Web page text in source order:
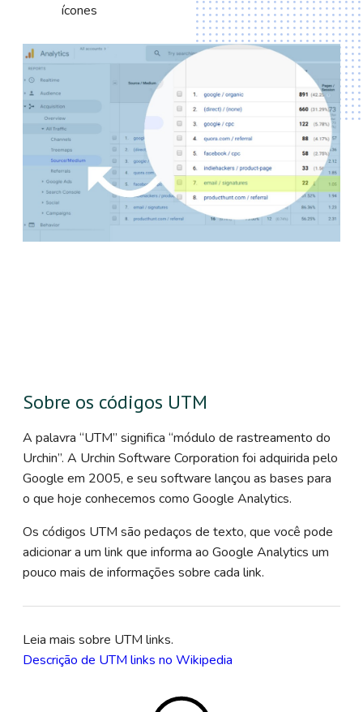
ícones
Sobre os códigos UTM
A palavra “UTM” significa “módulo de rastreamento do
Urchin”. A Urchin Software Corporation foi adquirida pelo
Google em 2005, e seu software lançou as bases para
o que hoje conhecemos como Google Analytics.
Os códigos UTM são pedaços de texto, que você pode
adicionar a um link que informa ao Google Analytics um
pouco mais de informações sobre cada link.
Leia mais sobre UTM links.
Descrição de UTM links no Wikipedia